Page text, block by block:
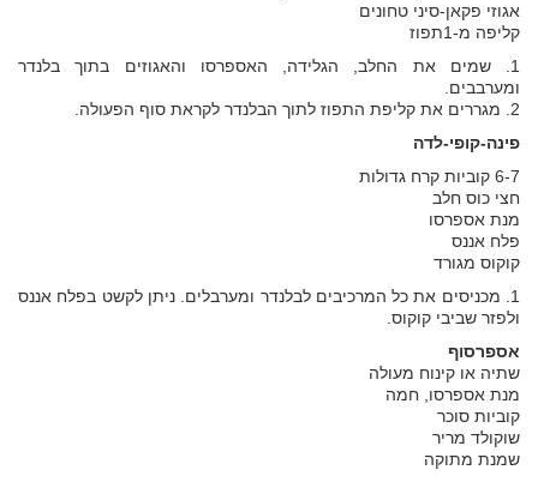
אגוזי פקאן-סיני טחונים
קליפה מ-1תפוז
1. שמים את החלב, הגלידה, האספרסו והאגוזים בתוך בלנדר
ומערבבים.
2. מגררים את קליפת התפוז לתוך הבלנדר לקראת סוף הפעולה.
פינה-קופי-לדה
6-7 קוביות קרח גדולות
חצי כוס חלב
מנת אספרסו
פלח אננס
קוקוס מגורד
1. מכניסים את כל המרכיבים לבלנדר ומערבלים. ניתן לקשט בפלח אננס
ולפזר שביבי קוקוס.
אספרסוף
שתיה או קינוח מעולה
מנת אספרסו, חמה
קוביות סוכר
שוקולד מריר
שמנת מתוקה